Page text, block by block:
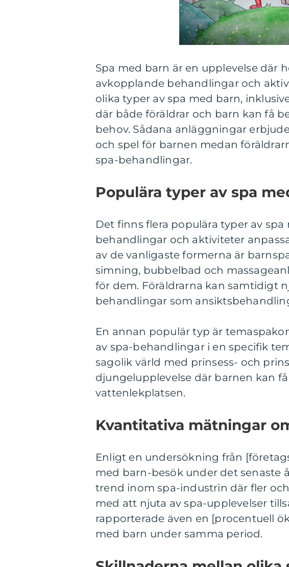
Spa med barn är en upplevelse där
avkopplande behandlingar och
olika typer av spa med barn,
där både föräldrar och barn kan få
behov. Sådana anläggningar
och spel för barnen medan
spa-behandlingar.
Populära typer av spa
Det finns flera populära typer av
behandlingar och aktiviteter
av de vanligaste formerna är
simning, bubbelbad och
för dem. Föräldrarna kan samtidigt
behandlingar som
En annan populär typ är
av spa-behandlingar i en specifik
sagolik värld med prinsess- och
djungelupplevelse där barnen kan
vattenlekplatsen.
Kvantitativa mätningar
Enligt en undersökning från
med barn-besök under det senaste
trend inom spa-industrin där fler
med att njuta av spa-upplevelser
rapporterade även en [procentuell
med barn under samma period.